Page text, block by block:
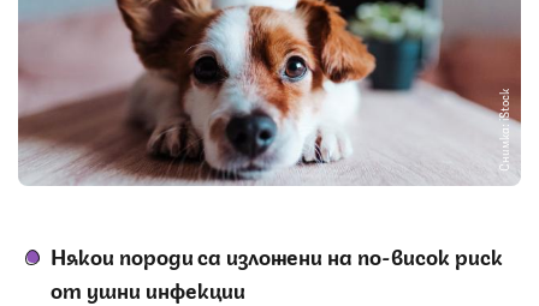
Снимка: iStock
Някои породи са изложени на по-висок риск
от ушни инфекции